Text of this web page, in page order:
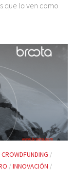
que lo ven como
CROWDFUNDING /
/INNOVACIÓN /